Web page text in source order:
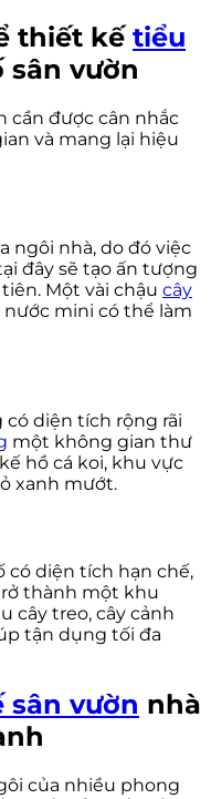
thiết kế tiểu
vườn
cần được cân nhắc
và mang lại hiệu
ngôi nhà, do đó việc
đây sẽ tạo ấn tượng
Một vài chậu cây
mini có thể làm
diện tích rộng rãi
một không gian thư
hồ cá koi, khu vực
xanh mướt.
có diện tích hạn chế,
thành một khu
cây treo, cây cảnh
tận dụng tối đa
sân vườn nhà
của nhiều phong